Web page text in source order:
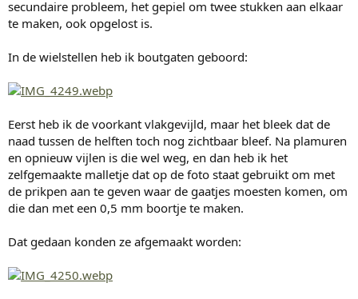
secundaire probleem, het gepiel om twee stukken aan elkaar
te maken, ook opgelost is.
In de wielstellen heb ik boutgaten geboord:
Eerst heb ik de voorkant vlakgevijld, maar het bleek dat de
naad tussen de helften toch nog zichtbaar bleef. Na plamuren
en opnieuw vijlen is die wel weg, en dan heb ik het
zelfgemaakte malletje dat op de foto staat gebruikt om met
de prikpen aan te geven waar de gaatjes moesten komen, om
die dan met een 0,5 mm boortje te maken.
Dat gedaan konden ze afgemaakt worden: